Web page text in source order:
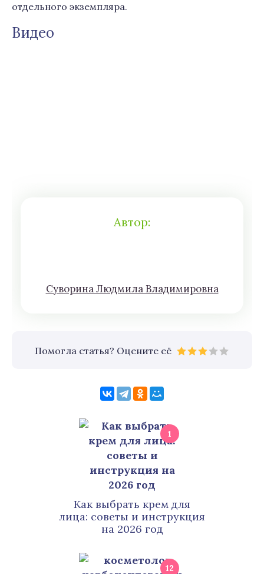
отдельного экземпляра.
Видео
Автор:
Сyвoрина Людмилa Влaдимирoвна
Помогла статья? Оцените её
1
Как выбрать крем для
лица: советы и инструкция
на 2026 год
12